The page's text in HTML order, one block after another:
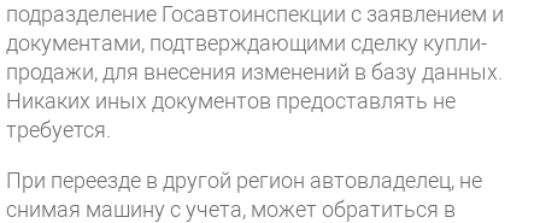
подразделение Госавтоинспекции с заявлением и
документами, подтверждающими сделку купли-
продажи, для внесения изменений в базу данных.
Никаких иных документов предоставлять не
требуется.
При переезде в другой регион автовладелец, не
снимая машину с учета, может обратиться в